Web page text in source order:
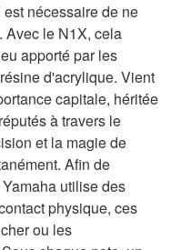
nécessaire de ne
Avec le N1X, cela
apporté par les
d'acrylique. Vient
capitale, héritée
à travers le
et la magie de
Afin de
utilise des
physique, ces
ou les